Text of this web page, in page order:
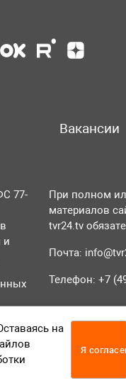
Вакансии
77-
и
При полном
материалов
tvr24.tv
Почта:
Телефон: +7
на
Я согласен